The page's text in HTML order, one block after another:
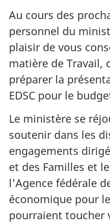
Au cours des
personnel du
plaisir de vous
matière de Travail,
préparer la
EDSC pour le
Le ministère se
soutenir dans les
engagements
et des Familles et
l'Agence fédérale
économique pour
pourraient toucher